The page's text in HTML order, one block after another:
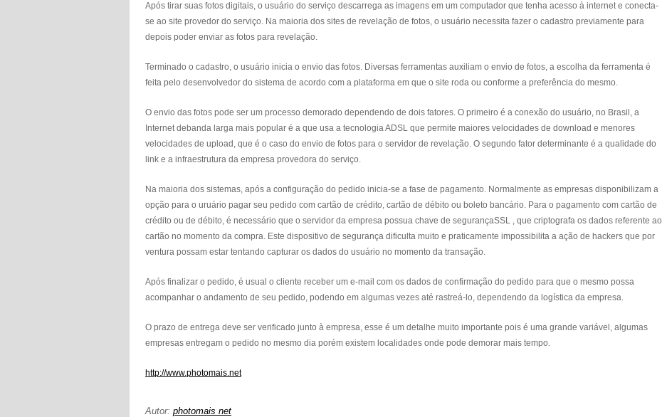
Após tirar suas fotos digitais, o usuário do serviço descarrega as imagens em um computador que tenha acesso à internet e conecta-
se ao site provedor do serviço. Na maioria dos sites de revelação de fotos, o usuário necessita fazer o cadastro previamente para
depois poder enviar as fotos para revelação.
Terminado o cadastro, o usuário inicia o envio das fotos. Diversas ferramentas auxiliam o envio de fotos, a escolha da ferramenta é
feita pelo desenvolvedor do sistema de acordo com a plataforma em que o site roda ou conforme a preferência do mesmo.
O envio das fotos pode ser um processo demorado dependendo de dois fatores. O primeiro é a conexão do usuário, no Brasil, a
Internet debanda larga mais popular é a que usa a tecnologia ADSL que permite maiores velocidades de download e menores
velocidades de upload, que é o caso do envio de fotos para o servidor de revelação. O segundo fator determinante é a qualidade do
link e a infraestrutura da empresa provedora do serviço.
Na maioria dos sistemas, após a configuração do pedido inicia-se a fase de pagamento. Normalmente as empresas disponibilizam a
opção para o uruário pagar seu pedido com cartão de crédito, cartão de débito ou boleto bancário. Para o pagamento com cartão de
crédito ou de débito, é necessário que o servidor da empresa possua chave de segurançaSSL , que criptografa os dados referente ao
cartão no momento da compra. Este dispositivo de segurança dificulta muito e praticamente impossibilita a ação de hackers que por
ventura possam estar tentando capturar os dados do usuário no momento da transação.
Após finalizar o pedido, é usual o cliente receber um e-mail com os dados de confirmação do pedido para que o mesmo possa
acompanhar o andamento de seu pedido, podendo em algumas vezes até rastreá-lo, dependendo da logística da empresa.
O prazo de entrega deve ser verificado junto à empresa, esse é um detalhe muito importante pois é uma grande variável, algumas
empresas entregam o pedido no mesmo dia porém existem localidades onde pode demorar mais tempo.
http://www.photomais.net
Autor: photomais net